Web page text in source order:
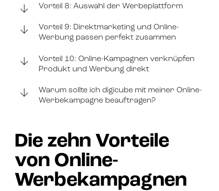
Die zehn Vorteile
von Online-
Werbekampagnen
Vorteil 8: Auswahl der Werbeplattform
Vorteil 9: Direktmarketing und Online-
Werbung passen perfekt zusammen
Vorteil 10: Online-Kampagnen verknüpfen
Produkt und Werbung direkt
Warum sollte ich digicube mit meiner Online-
Werbekampagne beauftragen?